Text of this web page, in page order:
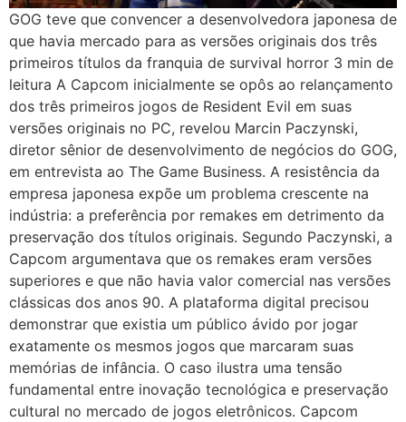
GOG teve que convencer a desenvolvedora japonesa de
que havia mercado para as versões originais dos três
primeiros títulos da franquia de survival horror 3 min de
leitura A Capcom inicialmente se opôs ao relançamento
dos três primeiros jogos de Resident Evil em suas
versões originais no PC, revelou Marcin Paczynski,
diretor sênior de desenvolvimento de negócios do GOG,
em entrevista ao The Game Business. A resistência da
empresa japonesa expõe um problema crescente na
indústria: a preferência por remakes em detrimento da
preservação dos títulos originais. Segundo Paczynski, a
Capcom argumentava que os remakes eram versões
superiores e que não havia valor comercial nas versões
clássicas dos anos 90. A plataforma digital precisou
demonstrar que existia um público ávido por jogar
exatamente os mesmos jogos que marcaram suas
memórias de infância. O caso ilustra uma tensão
fundamental entre inovação tecnológica e preservação
cultural no mercado de jogos eletrônicos. Capcom